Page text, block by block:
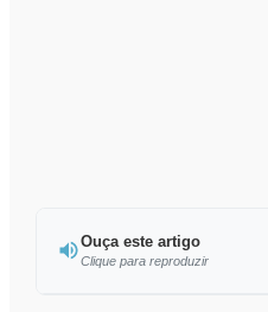
Ouça este artigo
Clique para reproduzir